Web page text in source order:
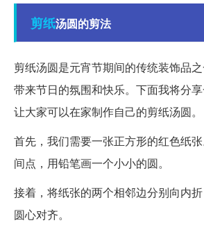
剪纸汤圆的剪法
剪纸汤圆是元宵节期间的传统装饰品
带来节日的氛围和快乐。下面我将分享
让大家可以在家制作自己的剪纸汤圆。
首先，我们需要一张正方形的红色纸
间点，用铅笔画一个小小的圆。
接着，将纸张的两个相邻边分别向内
圆心对齐。